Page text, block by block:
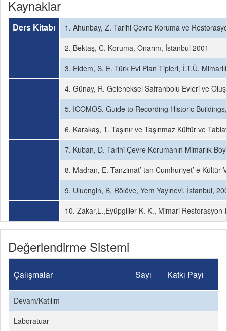
Kaynaklar
Ders Kitabı
1. Ahunbay, Z. Tarihi Çevre Koruma ve
2. Bektaş, C. Koruma, Onarım, İstanbul 2001
3. Eldem, S. E. Türk Evi Plan Tipleri, İ.T.Ü.
4. Günay, R. Geleneksel Safranbolu Evleri ve
5. ICOMOS. Guide to Recording Historic
6. Karakaş, T. Taşınır ve Taşınmaz Kültür ve
7. Kuban, D. Tarihi Çevre Korumanın Mimarlık
8. Madran, E. Tanzimat’ tan Cumhuriyet’ e Kültür
9. Uluengin, B. Rölöve, Yem Yayınevi, İstanbul,
10. Zakar,L.,Eyüpgiller K. K., Mimari
Değerlendirme Sistemi
Çalışmalar Sayı Katkı Payı
Devam/Katılım -
-
Laboratuar
-
-